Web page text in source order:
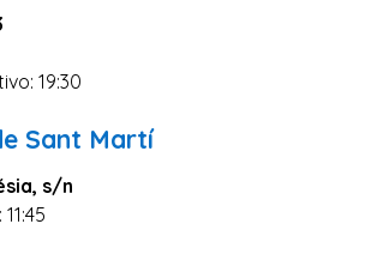
19:30
Sant Martí
s/n